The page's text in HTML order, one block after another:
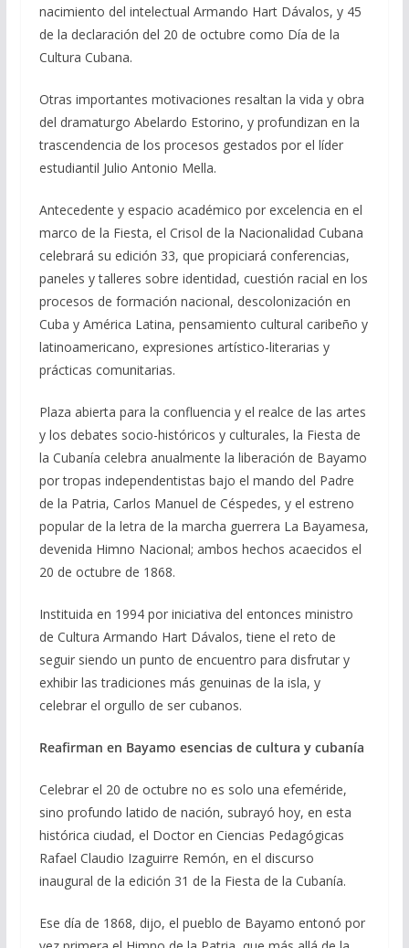
nacimiento del intelectual Armando Hart Dávalos, y 45
de la declaración del 20 de octubre como Día de la
Cultura Cubana.
Otras importantes motivaciones resaltan la vida y obra
del dramaturgo Abelardo Estorino, y profundizan en la
trascendencia de los procesos gestados por el líder
estudiantil Julio Antonio Mella.
Antecedente y espacio académico por excelencia en el
marco de la Fiesta, el Crisol de la Nacionalidad Cubana
celebrará su edición 33, que propiciará conferencias,
paneles y talleres sobre identidad, cuestión racial en los
procesos de formación nacional, descolonización en
Cuba y América Latina, pensamiento cultural caribeño y
latinoamericano, expresiones artístico-literarias y
prácticas comunitarias.
Plaza abierta para la confluencia y el realce de las artes
y los debates socio-históricos y culturales, la Fiesta de
la Cubanía celebra anualmente la liberación de Bayamo
por tropas independentistas bajo el mando del Padre
de la Patria, Carlos Manuel de Céspedes, y el estreno
popular de la letra de la marcha guerrera La Bayamesa,
devenida Himno Nacional; ambos hechos acaecidos el
20 de octubre de 1868.
Instituida en 1994 por iniciativa del entonces ministro
de Cultura Armando Hart Dávalos, tiene el reto de
seguir siendo un punto de encuentro para disfrutar y
exhibir las tradiciones más genuinas de la isla, y
celebrar el orgullo de ser cubanos.
Reafirman en Bayamo esencias de cultura y cubanía
Celebrar el 20 de octubre no es solo una efeméride,
sino profundo latido de nación, subrayó hoy, en esta
histórica ciudad, el Doctor en Ciencias Pedagógicas
Rafael Claudio Izaguirre Remón, en el discurso
inaugural de la edición 31 de la Fiesta de la Cubanía.
Ese día de 1868, dijo, el pueblo de Bayamo entonó por